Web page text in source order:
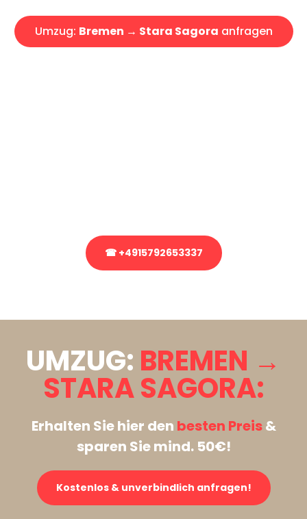
Umzug: Bremen → Stara Sagora anfragen
☎ +4915792653337
UMZUG: BREMEN →
STARA SAGORA:
Erhalten Sie hier den besten Preis&
sparen Sie mind. 50€!
Kostenlos & unverbindlich anfragen!